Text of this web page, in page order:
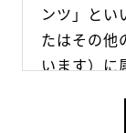
ンツ」とい
たはその他
います）に